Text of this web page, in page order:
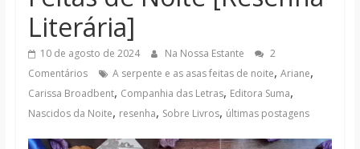
séries
notícias
Literária]
10 de agosto de 2024 Na Nossa Estante
2
Comentários
A serpente e as asas feitas de noite, Ariane,
Carissa Broadbent, Companhia das Letras, Editora Suma,
Nascidos da Noite, resenha, Sobre Livros, últimas postagens